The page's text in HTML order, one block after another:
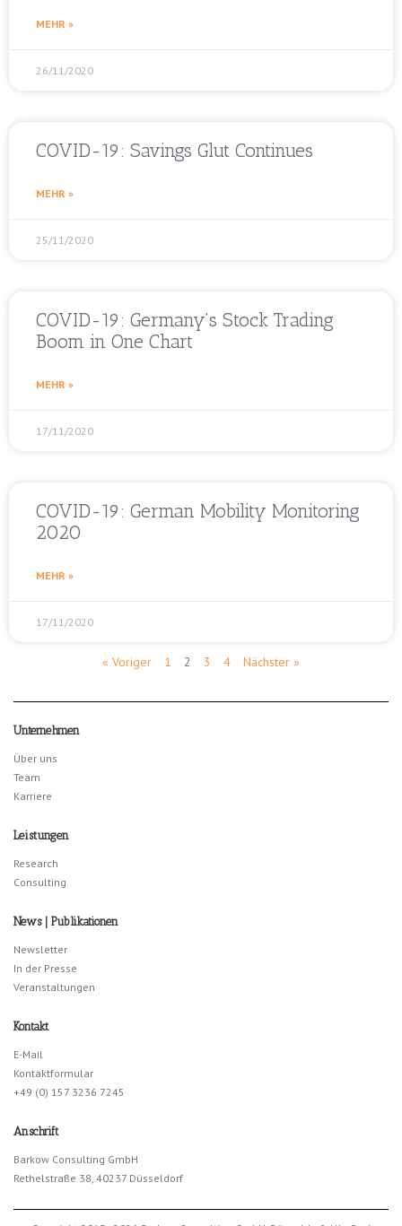
MEHR »
26/11/2020
COVID-19: Savings Glut Continues
MEHR »
25/11/2020
COVID-19: Germany’s Stock Trading
Boom in One Chart
MEHR »
17/11/2020
COVID-19: German Mobility Monitoring
2020
MEHR »
17/11/2020
« Voriger 1 2 3 4 Nächster »
Unternehmen
Über uns
Team
Karriere
Leistungen
Research
Consulting
News | Publikationen
Newsletter
In der Presse
Veranstaltungen
Kontakt
E-Mail
Kontaktformular
+49 (0) 157 3236 7245
Anschrift
Barkow Consulting GmbH
Rethelstraße 38, 40237 Düsseldorf